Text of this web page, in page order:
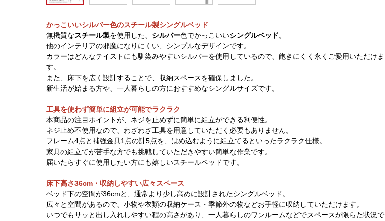
かっこいいシルバー色のスチール製シングルベッド
無機質なスチール製を使用した、 シルバー色でかっこいいシングルベッド。
他のインテリアの邪魔になりにくい、シンプルなデザインです。
カラーはどんなテイストにも馴染みやすいシルバーを使用しているので、飽きにくく永くご愛用いただけま
す。
また、床下を広く設計することで、収納スペースを確保しました。
新生活が始まる方や、一人暮らしの方におすすめなシングルサイズです。
工具を使わず簡単に組立が可能でラクラク
本商品の注目ポイントが、ネジを止めずに簡単に組立ができる利便性。
ネジ止め不使用なので、わざわざ工具を用意していただく必要もありません。
フレーム4点と補強金具1点の計5点を、はめ込むように組立てるといったラクラク仕様。
家具の組立てが苦手な方でも挑戦していただきやすい簡単な作業です。
届いたらすぐに使用したい方にも嬉しいスチールベッドです。
床下高さ36cm・収納しやすい広々スペース
ベッド下の空間が36cmと、通常より少し高めに設計されたシングルベッド。
広々と空間があるので、小物や衣類の収納ケース・季節外の物などお手軽に収納していただけます。
いつでもサッと出し入れしやすい程の高さがあり、一人暮らしのワンルームなどでスペースが限らた状況で